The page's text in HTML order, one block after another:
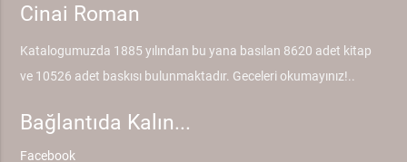
Cinai Roman
Katalogumuzda 1885 yılından bu yana basılan 8620 adet kitap
ve 10526 adet baskısı bulunmaktadır. Geceleri okumayınız!..
Bağlantıda Kalın...
Facebook